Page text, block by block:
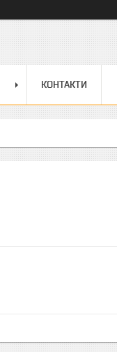
КОНТАКТИ